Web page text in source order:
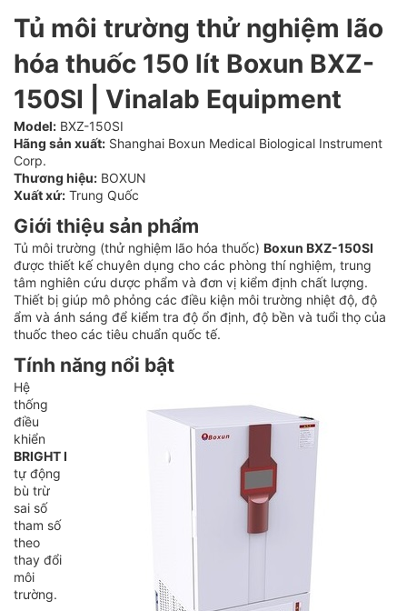
Tủ môi trường thử nghiệm lão
hóa thuốc 150 lít Boxun BXZ-
150SI | Vinalab Equipment
Model: BXZ-150SI
Hãng sản xuất: Shanghai Boxun Medical Biological Instrument
Corp.
Thương hiệu: BOXUN
Xuất xứ: Trung Quốc
Giới thiệu sản phẩm
Tủ môi trường (thử nghiệm lão hóa thuốc) Boxun BXZ-150SI
được thiết kế chuyên dụng cho các phòng thí nghiệm, trung
tâm nghiên cứu dược phẩm và đơn vị kiểm định chất lượng.
Thiết bị giúp mô phỏng các điều kiện môi trường nhiệt độ, độ
ẩm và ánh sáng để kiểm tra độ ổn định, độ bền và tuổi thọ của
thuốc theo các tiêu chuẩn quốc tế.
Tính năng nổi bật
Hệ
thống
điều
khiển
BRIGHT I
tự động
bù trừ
sai số
tham số
theo
thay đổi
môi
trường.